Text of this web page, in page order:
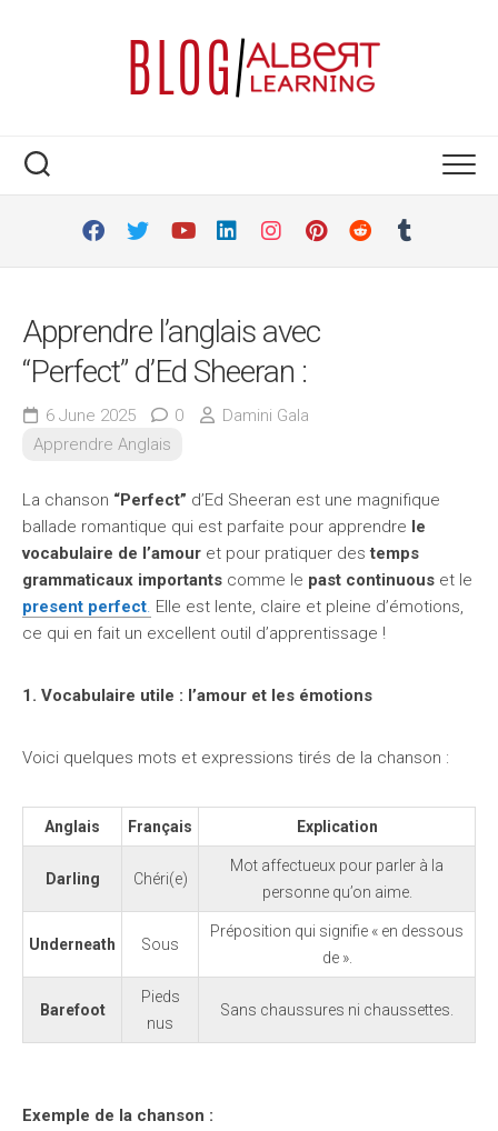
Apprendre l’anglais avec
“Perfect” d’Ed Sheeran :
6 June 2025 0
Damini Gala
Apprendre Anglais
La chanson “Perfect” d’Ed Sheeran est une magnifique
ballade romantique qui est parfaite pour apprendre le
vocabulaire de l’amour et pour pratiquer destemps
grammaticaux importants comme le past continuous et le
present perfect. Elle est lente, claire et pleine d’émotions,
ce qui en fait un excellent outil d’apprentissage !
1. Vocabulaire utile : l’amour et les émotions
Voici quelques mots et expressions tirés de la chanson :
Anglais Français Explication
Darling Chéri(e)
Mot affectueux pour parler à la
personne qu’on aime.
Underneath Sous
Préposition qui signifie « en dessous
de ».
Barefoot
Pieds
nus
Sans chaussures ni chaussettes.
Exemple de la chanson :